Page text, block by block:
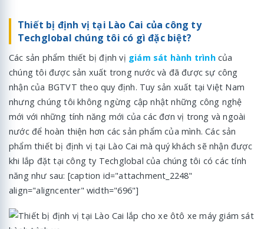
Thiết bị định vị tại Lào Cai của công ty
Techglobal chúng tôi có gì đặc biệt?
Các sản phẩm thiết bị định vị giám sát hành trìnhcủa
chúng tôi được sản xuất trong nước và đã được sự công
nhận của BGTVT theo quy định. Tuy sản xuất tại Việt Nam
nhưng chúng tôi không ngừng cập nhật những công nghệ
mới với những tính năng mới của các đơn vị trong và ngoài
nước để hoàn thiện hơn các sản phẩm của mình. Các sản
phẩm thiết bị định vị tại Lào Cai mà quý khách sẽ nhận được
khi lắp đặt tại công ty Techglobal của chúng tôi có các tính
năng như sau: [caption id="attachment_2248"
align="aligncenter" width="696"]